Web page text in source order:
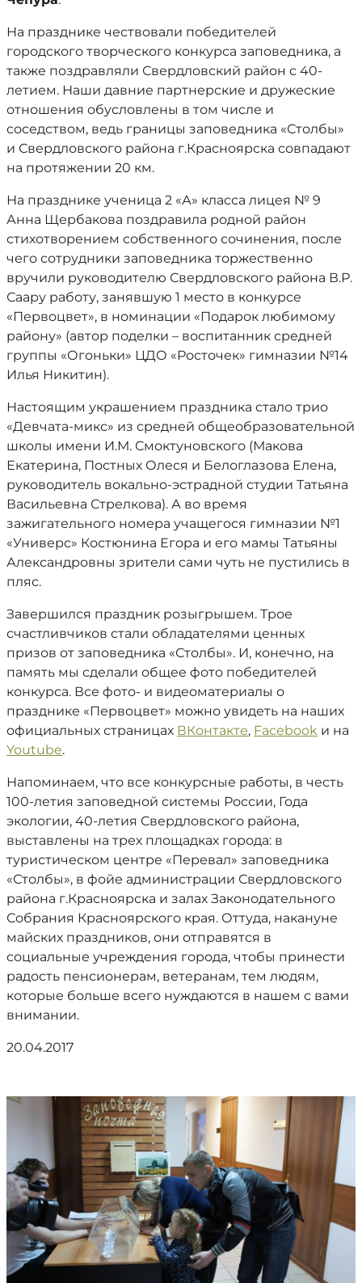
На празднике чествовали победителей
городского творческого конкурса заповедника, а
также поздравляли Свердловский район с 40-
летием. Наши давние партнерские и дружеские
отношения обусловлены в том числе и
соседством, ведь границы заповедника «Столбы»
и Свердловского района г.Красноярска совпадают
на протяжении 20 км.
На празднике ученица 2 «А» класса лицея № 9
Анна Щербакова поздравила родной район
стихотворением собственного сочинения, после
чего сотрудники заповедника торжественно
вручили руководителю Свердловского района В.Р.
Саару работу, занявшую 1 место в конкурсе
«Первоцвет», в номинации «Подарок любимому
району» (автор поделки – воспитанник средней
группы «Огоньки» ЦДО «Росточек» гимназии №14
Илья Никитин).
Настоящим украшением праздника стало трио
«Девчата-микс» из средней общеобразовательной
школы имени И.М. Смоктуновского (Макова
Екатерина, Постных Олеся и Белоглазова Елена,
руководитель вокально-эстрадной студии Татьяна
Васильевна Стрелкова). А во время
зажигательного номера учащегося гимназии №1
«Универс» Костюнина Егора и его мамы Татьяны
Александровны зрители сами чуть не пустились в
пляс.
Завершился праздник розыгрышем. Трое
счастливчиков стали обладателями ценных
призов от заповедника «Столбы». И, конечно, на
память мы сделали общее фото победителей
конкурса. Все фото- и видеоматериалы о
празднике «Первоцвет» можно увидеть на наших
официальных страницах ВКонтакте, Facebook и на
Youtube.
Напоминаем, что все конкурсные работы, в честь
100-летия заповедной системы России, Года
экологии, 40-летия Свердловского района,
выставлены на трех площадках города: в
туристическом центре «Перевал» заповедника
«Столбы», в фойе администрации Свердловского
района г.Красноярска и залах Законодательного
Собрания Красноярского края. Оттуда, накануне
майских праздников, они отправятся в
социальные учреждения города, чтобы принести
радость пенсионерам, ветеранам, тем людям,
которые больше всего нуждаются в нашем с вами
внимании.
20.04.2017